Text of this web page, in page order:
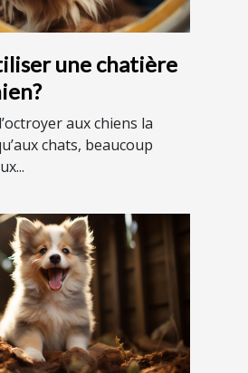
une chatière
aux chiens la
chats, beaucoup